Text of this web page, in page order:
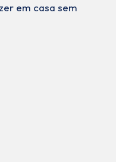
em casa sem